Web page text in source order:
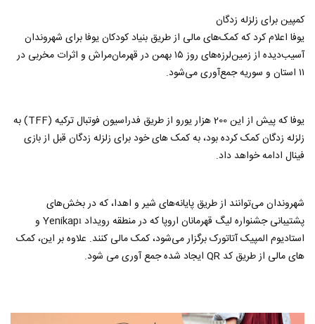
کمپین برای زلزله زدگان
یوفا اعلام کرد که کمک‌های مالی از طریق بنیاد کودکان یوفا برای شهروندان
آسیب‌دیده از زمین‌لرزه‌های روز ۱۵ بهمن در قهرمان‌مراش و اثرات مخربی در
۱۱ استان و سوریه جمع‌آوری می‌شود.
یوفا که پیش از این 200 هزار یورو از طریق فدراسیون فوتبال ترکیه (TFF) به
زلزله زدگان کمک کرده بود، به کمک های خود برای زلزله زدگان قبل از بازی
فینال ادامه خواهد داد.
شهروندان می‌توانند از طریق پایانه‌های شیر و اهدا، که در بخش‌های
پشتیبانی جشنواره لیگ قهرمانان اروپا که در منطقه رویداد Yenikapı و
استادیوم المپیک آتاتورک برگزار می‌شود، کمک مالی کنند. علاوه بر این، کمک
های مالی از طریق کد QR ایجاد شده جمع آوری می شود.